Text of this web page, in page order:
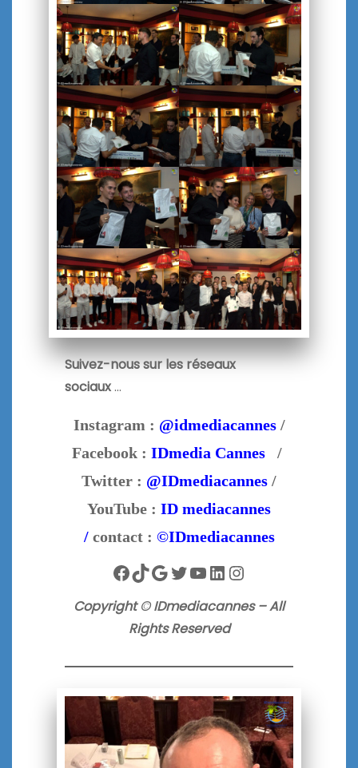
Suivez-nous sur les réseaux
sociaux…
Instagram : @idmediacannes/
Facebook : IDmedia Cannes /
Twitter : @IDmediacannes /
YouTube : ID mediacannes
/ contact : ©IDmediacannes
Facebook
TikTok
Google
Twitter
YouTube
LinkedIn
Instagram
Copyright © IDmediacannes – All
Rights Reserved